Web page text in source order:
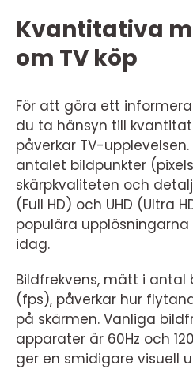
Kvantitativa
om TV köp
För att göra ett
du ta hänsyn till
påverkar TV-
antalet bildpunkter
skärpkvaliteten och
(Full HD) och UHD (Ultra
populära
idag.
Bildfrekvens, mätt i antal
(fps), påverkar hur
på skärmen. Vanliga
apparater är 60Hz och
ger en smidigare visuell